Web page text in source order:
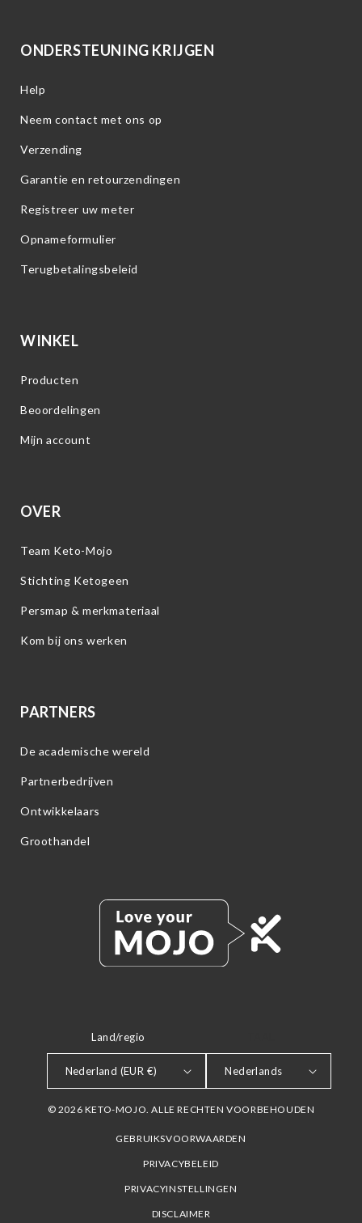
ONDERSTEUNING KRIJGEN
Help
Neem contact met ons op
Verzending
Garantie en retourzendingen
Registreer uw meter
Opnameformulier
Terugbetalingsbeleid
WINKEL
Producten
Beoordelingen
Mijn account
OVER
Team Keto-Mojo
Stichting Ketogeen
Persmap & merkmateriaal
Kom bij ons werken
PARTNERS
De academische wereld
Partnerbedrijven
Ontwikkelaars
Groothandel
Land/regio
Nederland (EUR €) Nederlands
© 2026 KETO-MOJO. ALLE RECHTEN VOORBEHOUDEN
GEBRUIKSVOORWAARDEN
PRIVACYBELEID
PRIVACYINSTELLINGEN
DISCLAIMER